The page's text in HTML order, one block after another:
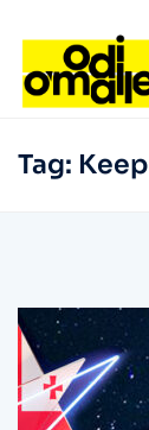
Tag: